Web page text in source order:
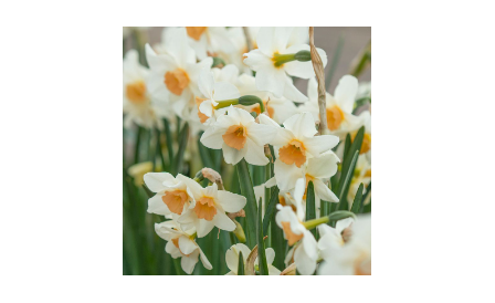
Afbeeldingengalerij overslaan